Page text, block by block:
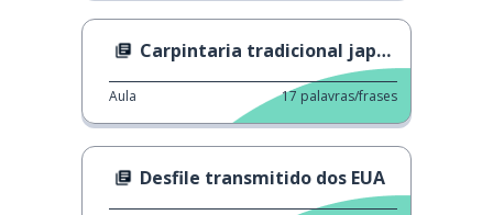
Carpintaria tradicional japonesa
Aula 17 palavras/frases
Desfile transmitido dos EUA